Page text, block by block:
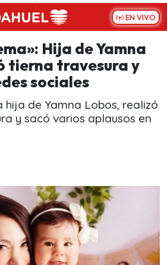
EN VIVO
Hija de Yamna
tierna travesura y
sociales
hija de Yamna Lobos, realizó
y sacó varios aplausos en